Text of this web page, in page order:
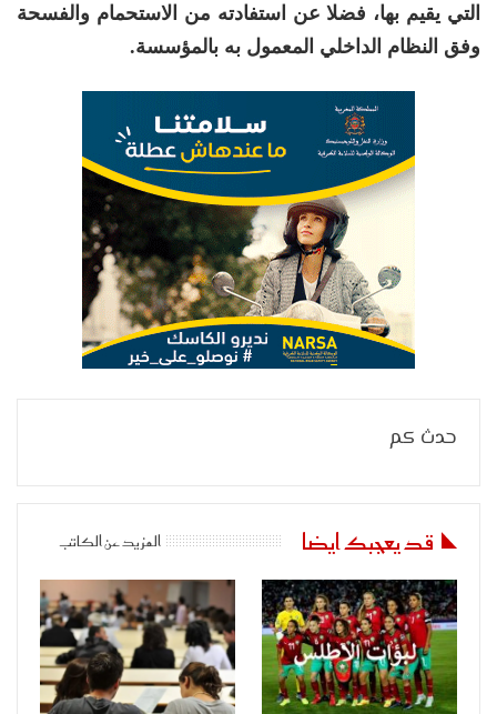
التي يقيم بها، فضلا عن استفادته من الاستحمام والفسحة
وفق النظام الداخلي المعمول به بالمؤسسة.
حدث كم
قد يعجبك ايضا المزيد عن الكاتب